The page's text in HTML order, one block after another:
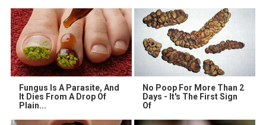
Fungus Is A Parasite, And
It Dies From A Drop Of
Plain...
No Poop For More Than 2
Days - It's The First Sign
Of